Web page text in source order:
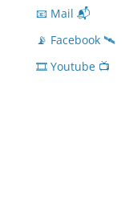
📧 Mail 📬
📡 Facebook 🛰
🎞 Youtube 📺